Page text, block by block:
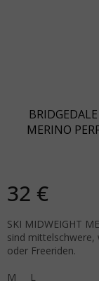
MERINO
32 €
SKI MIDWEIGHT
sind mittelschwere,
oder Freeriden.
M
L